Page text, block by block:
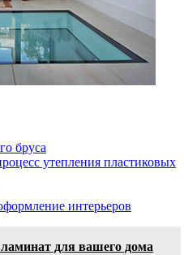
бруса
утепления пластиковых
интерьеров
для вашего дома